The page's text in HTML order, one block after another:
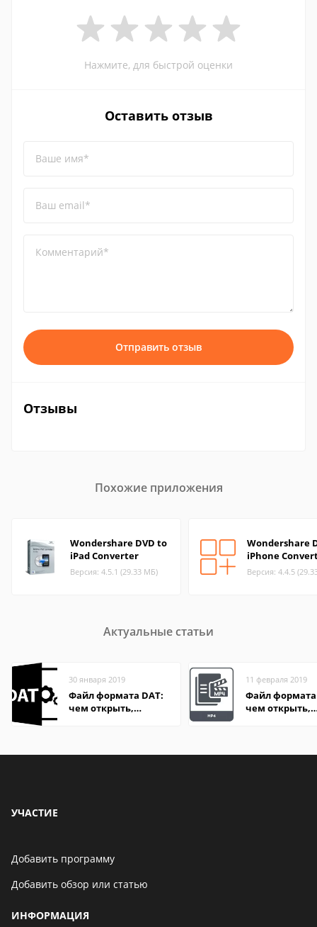
Нажмите, для быстрой оценки
Оставить отзыв
Ваше имя*
Ваш email*
Комментарий*
Отправить отзыв
Отзывы
Похожие приложения
Wondershare DVD to
iPad Converter
Версия: 4.5.1 (29.33 МБ)
Wondershare
iPhone
Версия: 4.4.5
Актуальные статьи
30 января 2019
Файл формата DAT:
чем открыть,
11 февраля 2019
Файл формата
чем открыть,
УЧАСТИЕ
Добавить программу
Добавить обзор или статью
ИНФОРМАЦИЯ